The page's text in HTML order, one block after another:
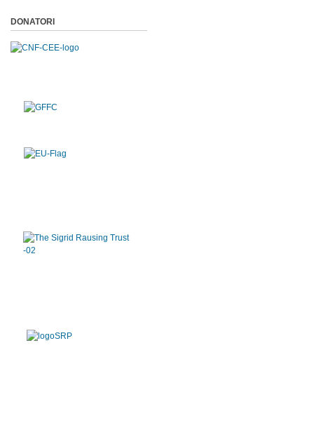
DONATORI